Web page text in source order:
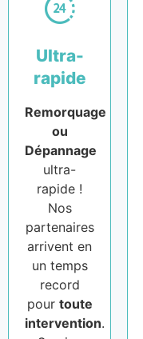
Ultra-
rapide
Remorquage
ou
Dépannage
ultra-
rapide !
Nos
partenaires
arrivent en
un temps
record
pour toute
intervention.